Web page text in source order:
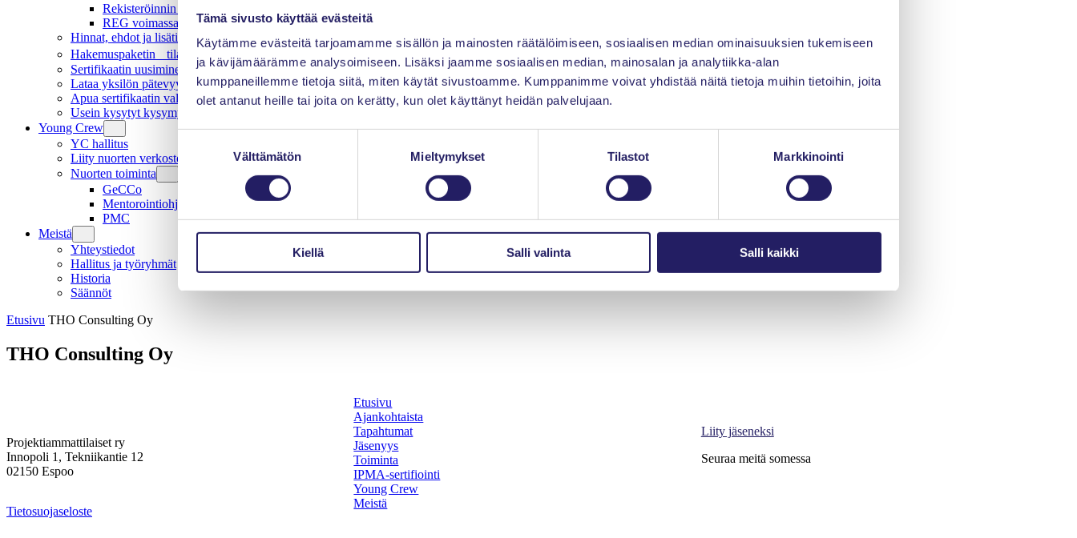
Tämä sivusto käyttää evästeitä
Käytämme evästeitä tarjoamamme sisällön ja mainosten räätälöimiseen, sosiaalisen median ominaisuuksien tukemiseen
ja kävijämäärämme analysoimiseen. Lisäksi jaamme sosiaalisen median, mainosalan ja analytiikka-alan
kumppaneillemme tietoja siitä, miten käytät sivustoamme. Kumppanimme voivat yhdistää näitä tietoja muihin tietoihin, joita
olet antanut heille tai joita on kerätty, kun olet käyttänyt heidän palvelujaan.
valinta
Välttämätön Mieltymykset Tilastot Markkinointi
Kiellä Salli valinta Salli kaikki
Rekisteröinnin arviointi ja suoritus
REG voimassaolo ja uusinta
Hinnat, ehdot ja lisätiedot
Hakemuspaketin tilaus ja koeaikataulut
Sertifikaatin uusiminen
Lataa yksilön pätevyydet
Apua sertifikaatin valintaan ja aloittamiseen
Usein kysytyt kysymykset
Young Crew
YC hallitus
Liity nuorten verkostoon
Nuorten toiminta
GeCCo
Mentorointiohjelma
PMC
Meistä
Yhteystiedot
Hallitus ja työryhmät
Historia
Säännöt
Etusivu THO Consulting Oy
THO Consulting Oy
Projektiammattilaiset ry
Innopoli 1, Tekniikantie 12
02150 Espoo
Tietosuojaseloste
Etusivu
Ajankohtaista
Tapahtumat
Jäsenyys
Toiminta
IPMA-sertifiointi
Young Crew
Meistä
Liity jäseneksi
Seuraa meitä somessa